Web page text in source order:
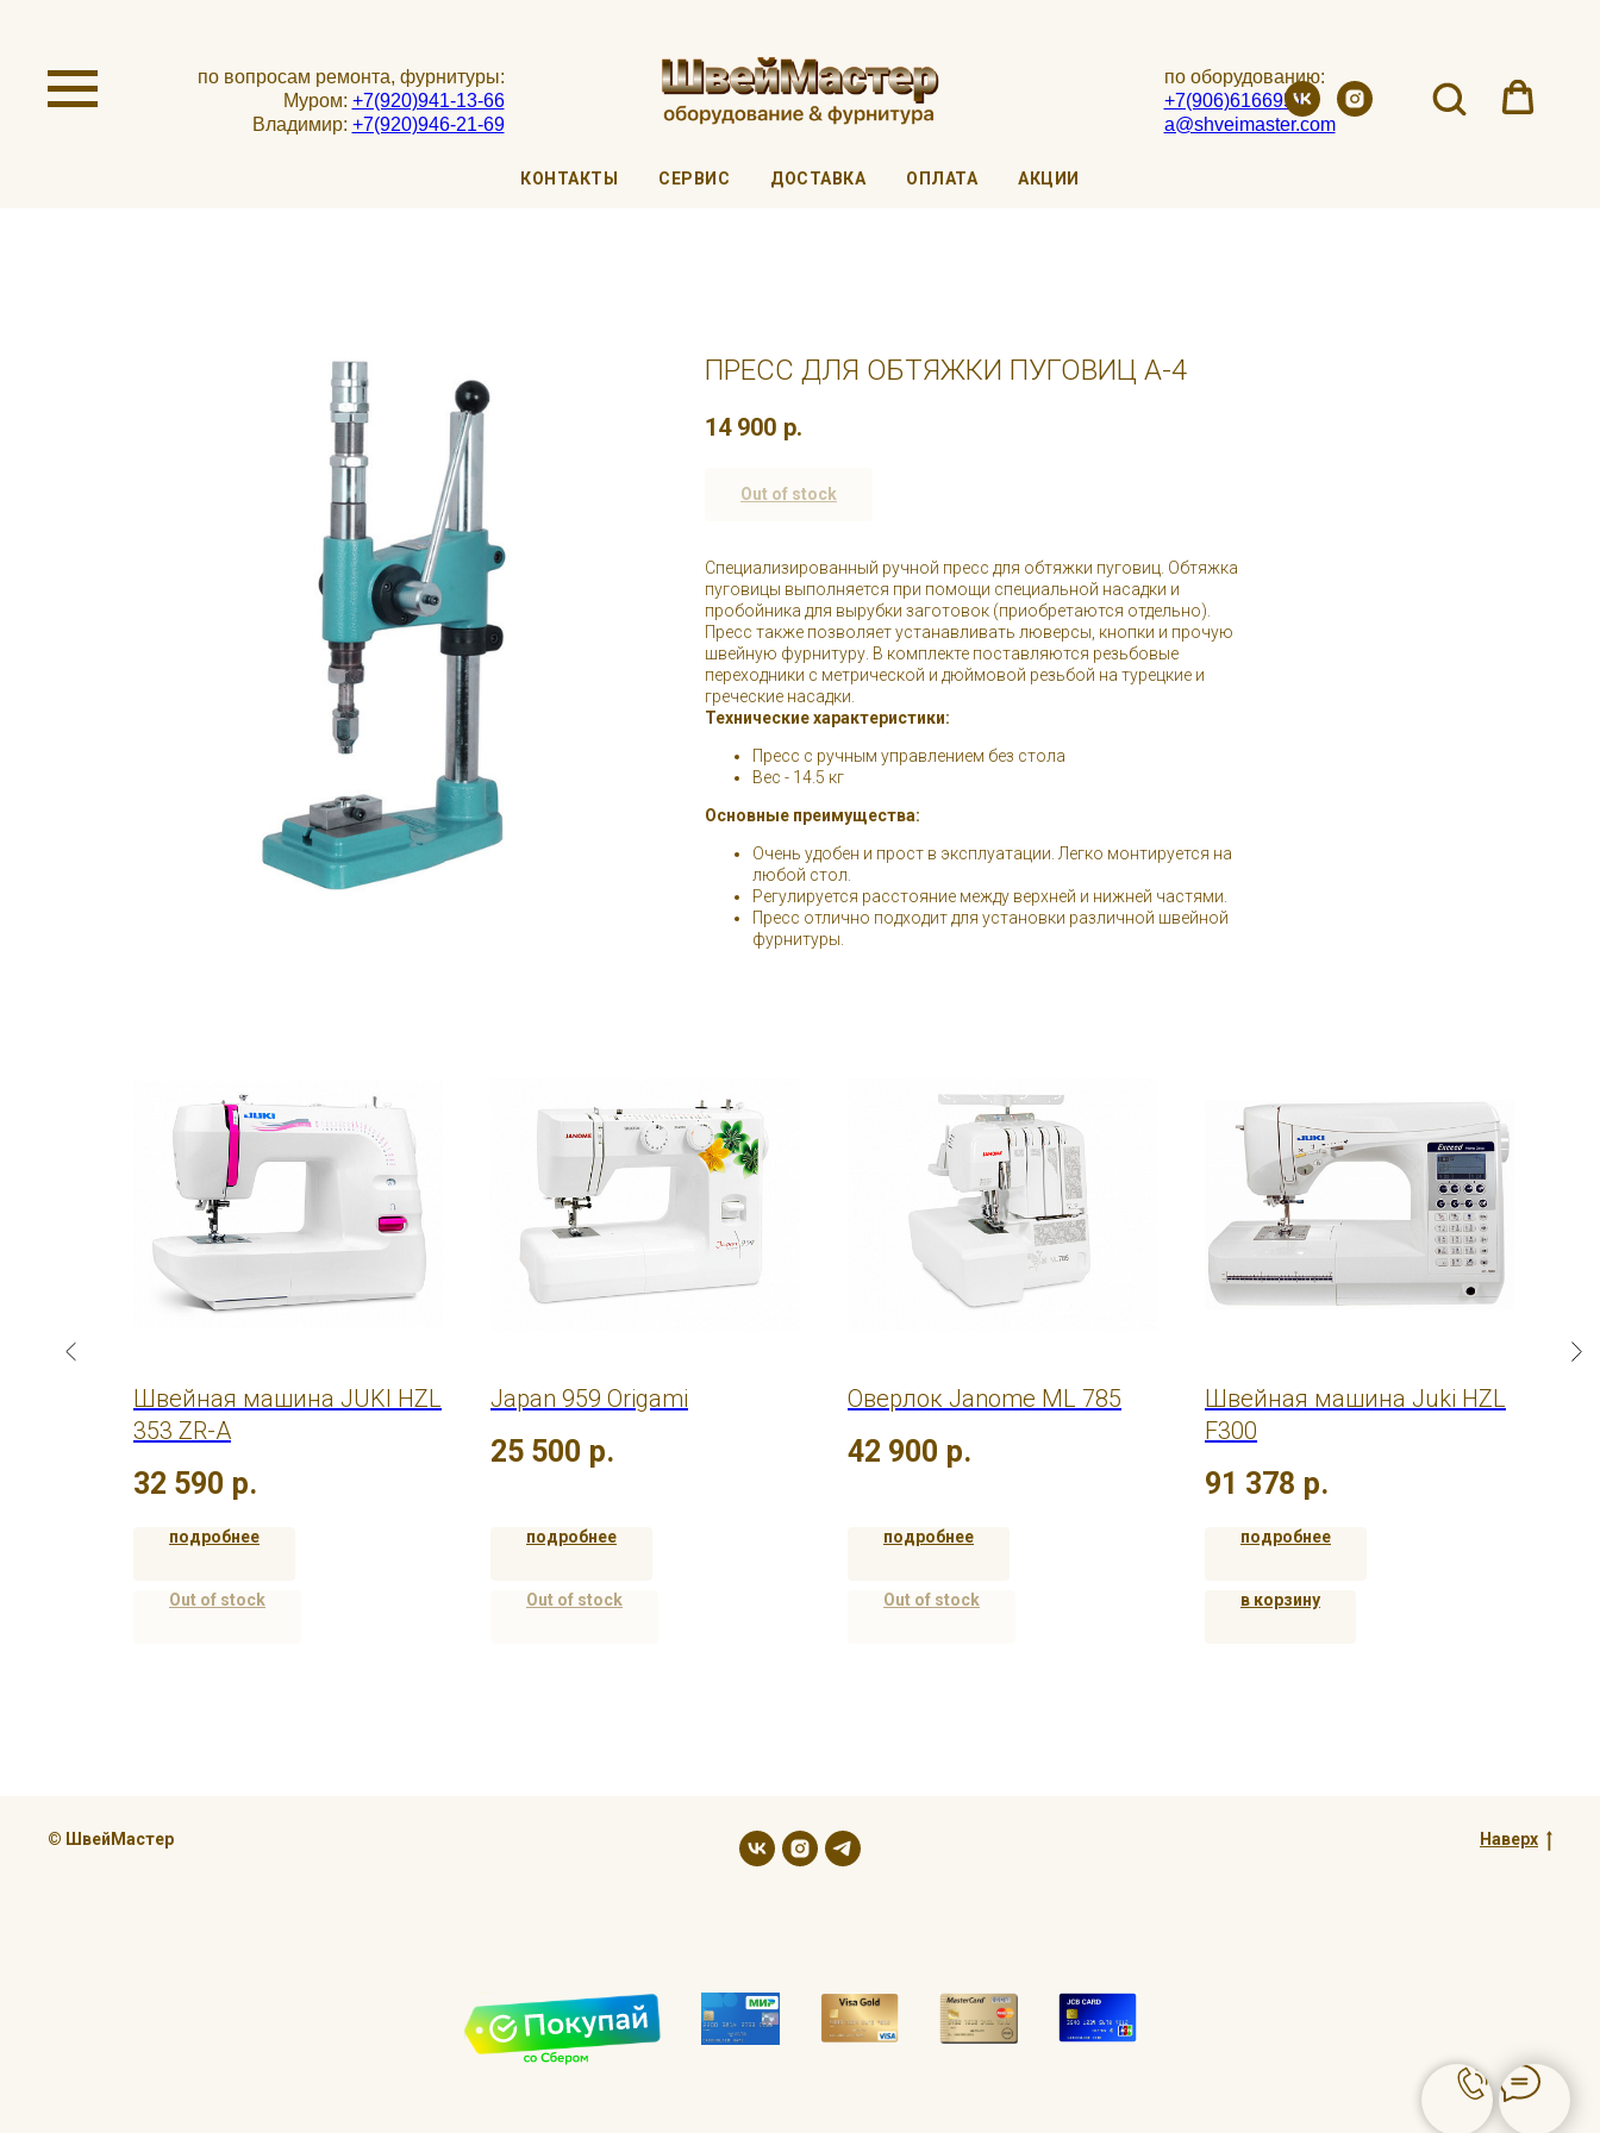
по вопросам ремонта, фурнитуры:
Муром: +7(920)941-13-66
Владимир: +7(920)946-21-69
по оборудованию:
+7(906)6166951
a@shveimaster.com
КОНТАКТЫ СЕРВИС ДОСТАВКА ОПЛАТА АКЦИИ
ПРЕСС ДЛЯ ОБТЯЖКИ ПУГОВИЦ A-4
14 900 р.
Out of stock
Специализированный ручной пресс для обтяжки пуговиц. Обтяжка
пуговицы выполняется при помощи специальной насадки и
пробойника для вырубки заготовок (приобретаются отдельно).
Пресс также позволяет устанавливать люверсы, кнопки и прочую
швейную фурнитуру. В комплекте поставляются резьбовые
переходники с метрической и дюймовой резьбой на турецкие и
греческие насадки.
Технические характеристики:
Пресс с ручным управлением без стола
Вес - 14.5 кг
Основные преимущества:
Очень удобен и прост в эксплуатации. Легко монтируется на
любой стол.
Регулируется расстояние между верхней и нижней частями.
Пресс отлично подходит для установки различной швейной
фурнитуры.
Швейная машина JUKI HZL
353 ZR-A
32 590 р.
подробнее
Out of stock
Japan 959 Origami
25 500 р.
подробнее
Out of stock
Оверлок Janome ML 785
42 900 р.
подробнее
Out of stock
Швейная машина Juki HZL
F300
91 378 р.
подробнее
в корзину
© ШвейМастер Наверх